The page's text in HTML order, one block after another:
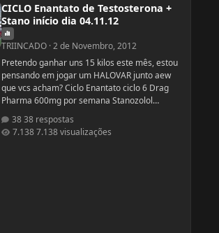
CICLO Enantato de Testosterona +
Stano início dia 04.11.12
TRIINCADO·2 de Novembro, 2012
Pretendo ganhar uns 15 kilos este mês, estou
pensando em jogar um HALOVAR junto aew
que vcs acham? Ciclo Enantato ciclo 6 Drag
Pharma 600mg por semana Stanozolol
38 respostas
7.138 visualizações